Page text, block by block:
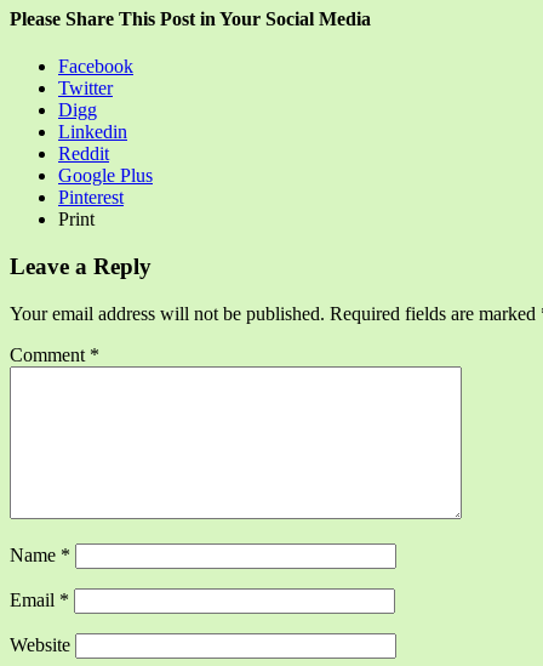
Please Share This Post in Your Social Media
Facebook
Twitter
Digg
Linkedin
Reddit
Google Plus
Pinterest
Print
Leave a Reply
Your email address will not be published. Required fields are marked
Comment *
Name *
Email *
Website